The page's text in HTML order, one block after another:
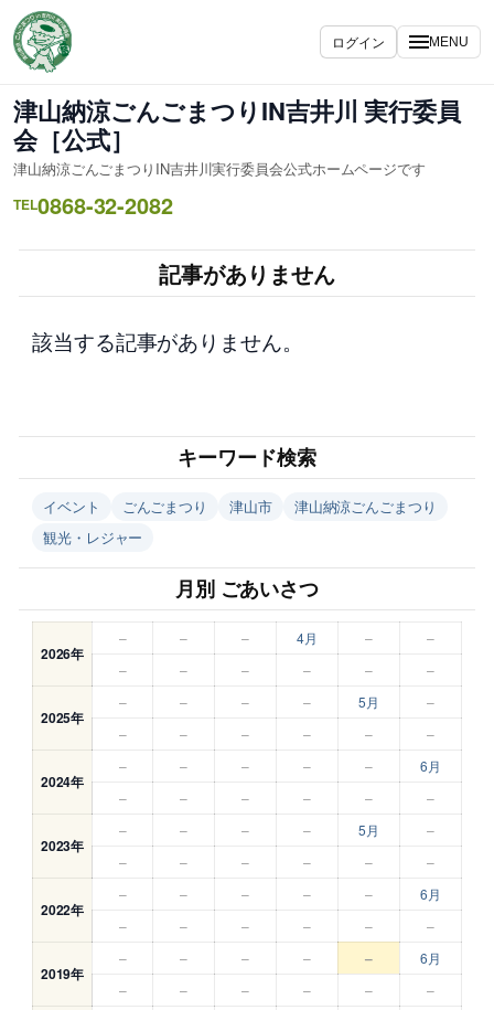
容
を
ス
キ
ッ
プ
ログイン MENU
津山納涼ごんごまつりIN吉井川 実行委員
会［公式］
津山納涼ごんごまつりIN吉井川実行委員会公式ホームページです
TEL0868-32-2082
記事がありません
該当する記事がありません。
キーワード検索
イベント ごんごまつり 津山市
津山納涼ごんごまつり
観光・レジャー
月別 ごあいさつ
2026年
– – – 4月 –
–
–
– – – – –
2025年
– – – – 5月
–
–
– – – – –
2024年
– – – – –
6月
–
– – – – –
2023年
– – – – 5月
–
–
– – – – –
2022年
– – – – –
6月
–
– – – – –
2019年
– – – – –
6月
–
– – – – –